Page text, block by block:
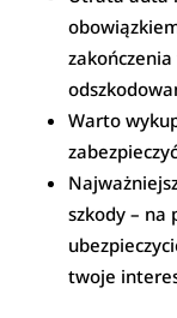
Warto
szkody – na
twoje